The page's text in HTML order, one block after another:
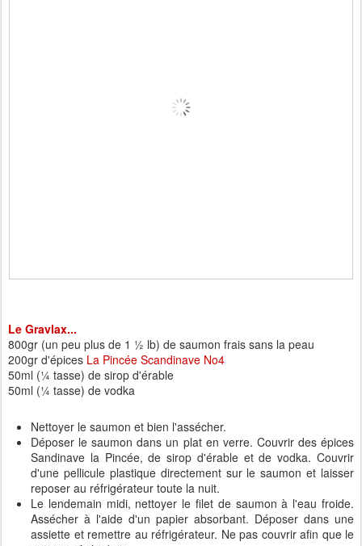
Le Gravlax...
800gr (un peu plus de 1 ½ lb) de saumon frais sans la peau
200gr d'épices La Pincée Scandinave No4
50ml (¼ tasse) de sirop d'érable
50ml (¼ tasse) de vodka
Nettoyer le saumon et bien l'assécher.
Déposer le saumon dans un plat en verre. Couvrir des épices
Sandinave la Pincée, de sirop d'érable et de vodka. Couvrir
d'une pelliculeplastique directement sur le saumon et laisser
reposer au réfrigérateur toute la nuit.
Le lendemain midi, nettoyer le filet de saumon à l'eau froide.
Assécher à l'aide d'un papier absorbant. Déposer dans une
assiette et remettre au réfrigérateur. Ne pas couvrir afin que le